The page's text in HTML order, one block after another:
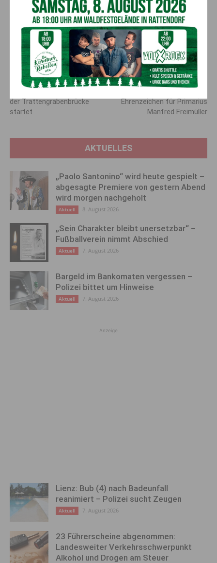
Slowenien, Estland, der Russischen Föderation, aus
Deutschland, den Niederlanden, aus Ägypten, Afghanistan,
dem Iran, aus Rumänien, Serbien, Mexiko und aus Indien. Die
Gelöbnisformel wurde von Unterabteilungsleiter Gerhard
Jesernig verlesen.
Vorheriger Artikel
B111 Gailtal Straße: Neubau
der Trattengrabenbrücke
startet
Nächster Artikel
Ehrenzeichen für Primarius
Manfred Freimüller
AKTUELLES
„Paolo Santonino“ wird heute gespielt –
abgesagte Premiere von gestern Abend
wird morgen nachgeholt
Aktuell 8. August 2026
„Sein Charakter bleibt unersetzbar“ –
Fußballverein nimmt Abschied
Aktuell 7. August 2026
Bargeld im Bankomaten vergessen –
Polizei bittet um Hinweise
Aktuell 7. August 2026
Anzeige
Lienz: Bub (4) nach Badeunfall
reanimiert – Polizei sucht Zeugen
Aktuell 7. August 2026
23 Führerscheine abgenommen:
Landesweiter Verkehrsschwerpunkt
Alkohol und Drogen am Steuer